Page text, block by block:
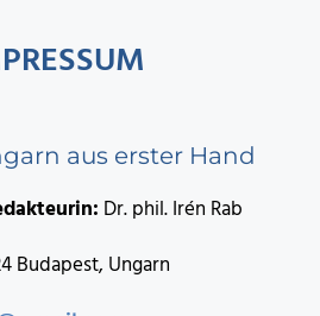
aus erster Hand
Dr. phil. Irén Rab
Budapest, Ungarn